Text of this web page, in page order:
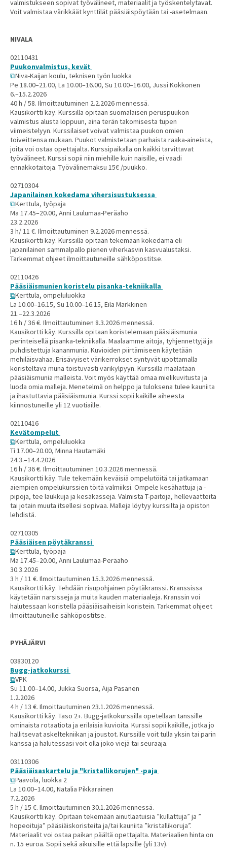
valmistukseen sopivat työvälineet, materiaalit ja työskentelytavat.
Voit valmistaa värikkäät kynttilät pääsiäispöytään tai -asetelmaan.
NIVALA
02110431
Puukonvalmistus, kevät
Niva-Kaijan koulu, teknisen työn luokka
Pe 18.00–21.00, La 10.00–16.00, Su 10.00–16.00, Jussi Kokkonen
6.–15.2.2026
40 h / 58. Ilmoittautuminen 2.2.2026 mennessä.
Kausikortti käy. Kurssilla opitaan suomalaisen peruspuukon
valmistus alusta loppuun, aina terän takomisesta tupen
viimeistelyyn. Kurssilaiset voivat valmistaa puukon omien
toiveittensa mukaan. Puukot valmistetaan parhaista raaka-aineista,
joita voi ostaa opettajalta. Kurssipaikalla on kaikki tarvittavat
työvälineet. Kurssi sopii niin miehille kuin naisille, ei vaadi
ennakkotaitoja. Työvälinemaksu 15€ /puukko.
02710304
Japanilainen kokedama vihersisustuksessa
Kerttula, työpaja
Ma 17.45–20.00, Anni Laulumaa-Peräaho
23.2.2026
3 h/ 11 €. Ilmoittautuminen 9.2.2026 mennessä.
Kausikortti käy. Kurssilla opitaan tekemään kokedama eli
japanilainen sammalpallo pienen viherkasvin kasvualustaksi.
Tarkemmat ohjeet ilmoittautuneille sähköpostitse.
02110426
Pääsiäismunien koristelu pisanka-tekniikalla
Kerttula, ompeluluokka
La 10.00–16.15, Su 10.00–16.15, Eila Markkinen
21.–22.3.2026
16 h / 36 €. Ilmoittautuminen 8.3.2026 mennessä.
Kausikortti käy. Kurssilla opitaan koristelemaan pääsiäismunia
perinteisellä pisanka-tekniikalla. Maalaamme aitoja, tyhjennettyjä ja
puhdistettuja kananmunia. Kuvioiden piirtämiseen käytetään
mehiläisvahaa. Erisävyiset värikerrokset syntyvät upottamalla
koristeltava muna toistuvasti värikylpyyn. Kurssilla maalataan
pääsiäismunia malleista. Voit myös käyttää omaa mielikuvitusta ja
luoda omia malleja. Menetelmä on helppo ja tuloksena tulee kauniita
ja ihastuttavia pääsiäismunia. Kurssi sopii kaikille aiheesta
kiinnostuneille yli 12 vuotiaille.
02110416
Kevätompelut
Kerttula, ompeluluokka
Ti 17.00–20.00, Minna Hautamäki
24.3.–14.4.2026
16 h / 36 €. Ilmoittautuminen 10.3.2026 mennessä.
Kausikortti käy. Tule tekemään keväisiä ompelutöitä tai jatkamaan
aiempien ompelukurssien töitä valmiiksi. Ompele kesähattuja ja -
pipoja, tee laukkuja ja kesäkasseja. Valmista T-paitoja, hellevaatteita
tai jotain muuta itsellesi sopivaa. Malleja löytyy kurssilta ja opiston
lehdistä.
02710305
Pääsiäisen pöytäkranssi
Kerttula, työpaja
Ma 17.45–20.00, Anni Laulumaa-Peräaho
30.3.2026
3 h / 11 €. Ilmoittautuminen 15.3.2026 mennessä.
Kausikortti käy. Tehdään risupohjainen pöytäkranssi. Kranssissa
käytetään narsisseja ja muita kauden materiaaleja. Kranssin voi
halutessaan koristella pääsiäisaiheisin koristein. Tarkemmat ohjeet
ilmoittautuneille sähköpostitse.
PYHÄJÄRVI
03830120
Bugg-jatkokurssi
VPK
Su 11.00–14.00, Jukka Suorsa, Aija Pasanen
1.2.2026
4 h / 13 €. Ilmoittautuminen 23.1.2026 mennessä.
Kausikortti käy. Taso 2+. Bugg-jatkokurssilla opetellaan tanssille
ominaista rotaatiota ja erilaisia kuvioita. Kurssi sopii kaikille, jotka jo
hallitsevat askeltekniikan ja joustot. Kurssille voit tulla yksin tai parin
kanssa ja halutessasi voit olla joko viejä tai seuraaja.
03110306
Pääsiäisaskartelu ja "kristallikorujen" -paja
Paavola, luokka 2
La 10.00–14.00, Natalia Pikkarainen
7.2.2026
5 h / 15 €. Ilmoittautuminen 30.1.2026 mennessä.
Kausikortti käy. Opitaan tekemään ainutlaatuisia ”kullattuja” ja ”
hopeoituja” pääsiäiskoristeita ja/tai kauniita ”kristallikoruja”.
Materiaalit voi ostaa paikan päältä opettajalta. Materiaalien hinta on
n. 15 euroa. Sopii sekä aikuisille että lapsille (yli 13v).